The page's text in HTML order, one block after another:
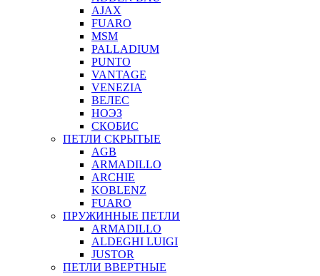
AJAX
FUARO
MSM
PALLADIUM
PUNTO
VANTAGE
VENEZIA
ВЕЛЕС
НОЭЗ
СКОБИС
ПЕТЛИ СКРЫТЫЕ
AGB
ARMADILLO
ARCHIE
KOBLENZ
FUARO
ПРУЖИННЫЕ ПЕТЛИ
ARMADILLO
ALDEGHI LUIGI
JUSTOR
ПЕТЛИ ВВЕРТНЫЕ